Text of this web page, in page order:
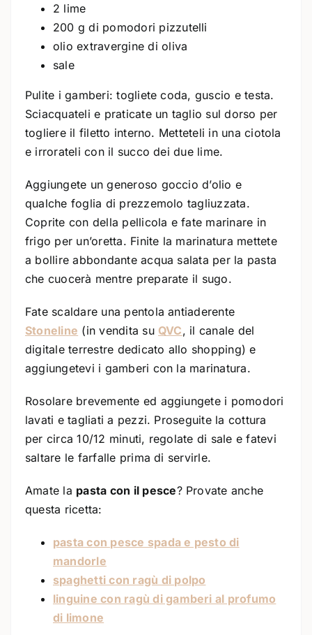
2 lime
200 g di pomodori pizzutelli
olio extravergine di oliva
sale
Pulite i gamberi: togliete coda, guscio e testa.
Sciacquateli e praticate un taglio sul dorso per
togliere il filetto interno. Metteteli in una ciotola
e irrorateli con il succo dei due lime.
Aggiungete un generoso goccio d’olio e
qualche foglia di prezzemolo tagliuzzata.
Coprite con della pellicola e fate marinare in
frigo per un’oretta. Finite la marinatura mettete
a bollire abbondante acqua salata per la pasta
che cuocerà mentre preparate il sugo.
Fate scaldare una pentola antiaderente
Stoneline (in vendita su QVC, il canale del
digitale terrestre dedicato allo shopping) e
aggiungetevi i gamberi con la marinatura.
Rosolare brevemente ed aggiungete i pomodori
lavati e tagliati a pezzi. Proseguite la cottura
per circa 10/12 minuti, regolate di sale e fatevi
saltare le farfalle prima di servirle.
Amate la pasta con il pesce? Provate anche
questa ricetta:
pasta con pesce spada e pesto di
mandorle
spaghetti con ragù di polpo
linguine con ragù di gamberi al profumo
di limone